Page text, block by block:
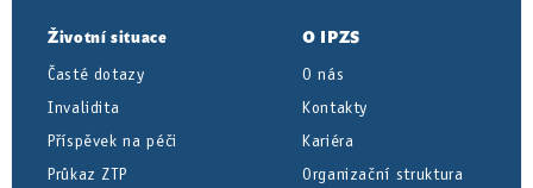
Životní situace
Časté dotazy
Invalidita
Příspěvek na péči
Průkaz ZTP
O IPZS
O nás
Kontakty
Kariéra
Organizační struktura